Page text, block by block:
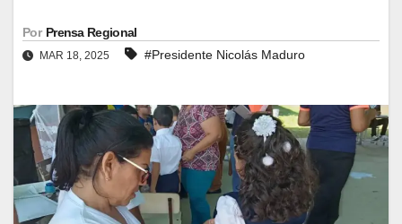
Por Prensa Regional
MAR 18, 2025 #Presidente Nicolás Maduro